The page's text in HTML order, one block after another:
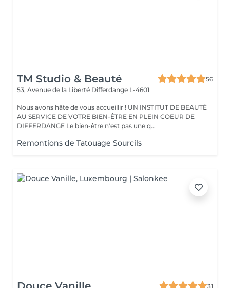
TM Studio & Beauté
56
53, Avenue de la Liberté Differdange L-4601
Nous avons hâte de vous accueillir ! UN INSTITUT DE BEAUTÉ
AU SERVICE DE VOTRE BIEN-ÊTRE EN PLEIN COEUR DE
DIFFERDANGE Le bien-être n'est pas une q...
Remontions de Tatouage Sourcils
31